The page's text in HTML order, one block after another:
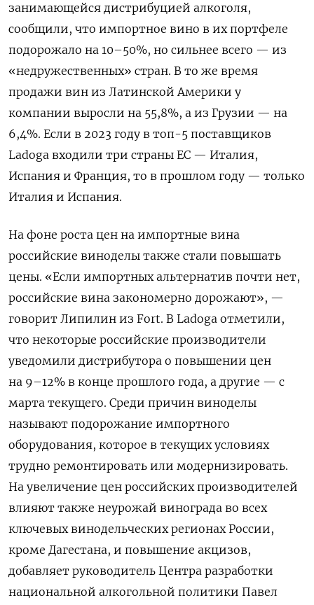
занимающейся дистрибуцией алкоголя,
сообщили, что импортное вино в их портфеле
подорожало на 10–50%, но сильнее всего — из
«недружественных» стран. В то же время
продажи вин из Латинской Америки у
компании выросли на 55,8%, а из Грузии — на
6,4%. Если в 2023 году в топ-5 поставщиков
Ladoga входили три страны ЕС — Италия,
Испания и Франция, то в прошлом году — только
Италия и Испания.
На фоне роста цен на импортные вина
российские виноделы также стали повышать
цены. «Если импортных альтернатив почти нет,
российские вина закономерно дорожают», —
говорит Липилин из Fort. В Ladoga отметили,
что некоторые российские производители
уведомили дистрибутора о повышении цен
на 9–12% в конце прошлого года, а другие — с
марта текущего. Среди причин виноделы
называют подорожание импортного
оборудования, которое в текущих условиях
трудно ремонтировать или модернизировать.
На увеличение цен российских производителей
влияют также неурожай винограда во всех
ключевых винодельческих регионах России,
кроме Дагестана, и повышение акцизов,
добавляет руководитель Центра разработки
национальной алкогольной политики Павел